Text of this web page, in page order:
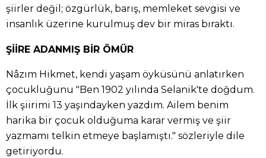
şiirler değil; özgürlük, barış, memleket sevgisi ve
insanlık üzerine kurulmuş dev bir miras bıraktı.
ŞİİRE ADANMIŞ BİR ÖMÜR
Nâzım Hikmet, kendi yaşam öyküsünü anlatırken
çocukluğunu "Ben 1902 yılında Selanik'te doğdum.
İlk şiirimi 13 yaşındayken yazdım. Ailem benim
harika bir çocuk olduğuma karar vermiş ve şiir
yazmamı telkin etmeye başlamıştı." sözleriyle dile
getiriyordu.